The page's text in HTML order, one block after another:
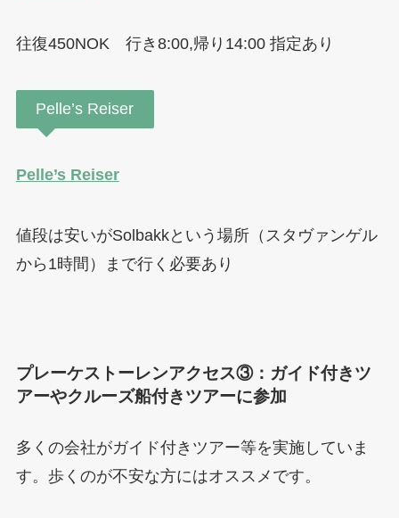
往復450NOK 行き8:00,帰り14:00 指定あり
Pelle’s Reiser
Pelle’s Reiser
値段は安いがSolbakkという場所（スタヴァンゲル
から1時間）まで行く必要あり
プレーケストーレンアクセス③：ガイド付きツ
アーやクルーズ船付きツアーに参加
多くの会社がガイド付きツアー等を実施していま
す。歩くのが不安な方にはオススメです。